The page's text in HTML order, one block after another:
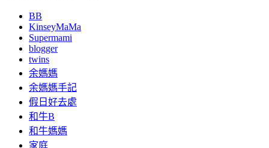
BB
KinseyMaMa
Supermami
blogger
twins
余媽媽
余媽媽手記
假日好去處
和牛B
和牛媽媽
家庭